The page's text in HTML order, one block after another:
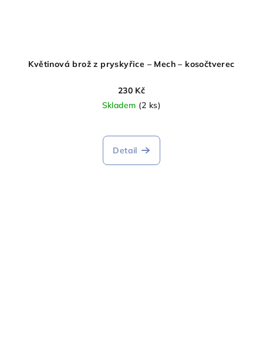
Květinová brož z pryskyřice – Mech – kosočtverec
230 Kč
Skladem (2 ks)
Detail